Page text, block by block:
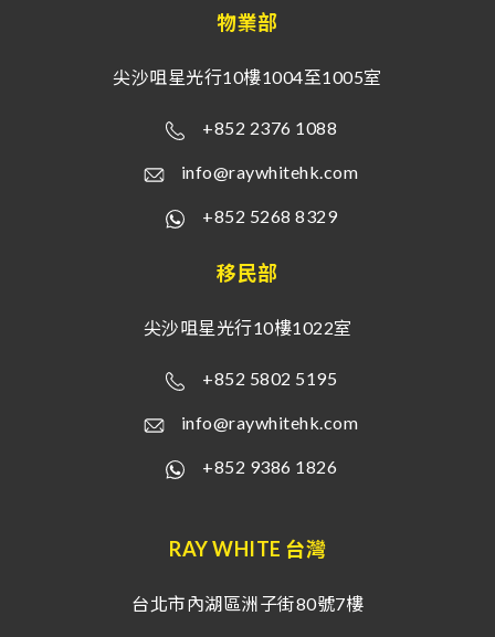
物業部
尖沙咀星光行10樓1004至1005室
+852 2376 1088
info@raywhitehk.com
+852 5268 8329
移民部
尖沙咀星光行10樓1022室
+852 5802 5195
info@raywhitehk.com
+852 9386 1826
RAY WHITE 台灣
台北市內湖區洲子街80號7樓